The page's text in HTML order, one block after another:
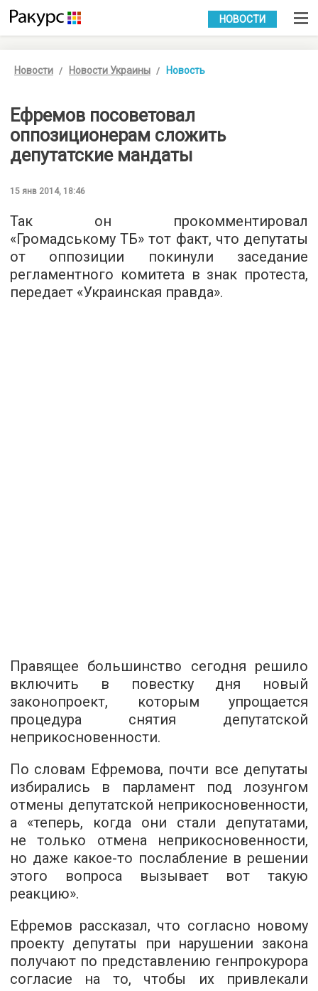
УКР РУС
НОВОСТИ
Новости Новости Украины Новость
Ефремов посоветовал
оппозиционерам сложить
депутатские мандаты
15 янв 2014, 18:46
Так он прокомментировал
«Громадському ТБ» тот факт, что депутаты
от оппозиции покинули заседание
регламентного комитета в знак протеста,
передает «Украинская правда».
Правящее большинство сегодня решило
включить в повестку дня новый
законопроект, которым упрощается
процедура снятия депутатской
неприкосновенности.
По словам Ефремова, почти все депутаты
избирались в парламент под лозунгом
отмены депутатской неприкосновенности,
а «теперь, когда они стали депутатами,
не только отмена неприкосновенности,
но даже какое-то послабление в решении
этого вопроса вызывает вот такую
реакцию».
Ефремов рассказал, что согласно новому
проекту депутаты при нарушении закона
получают по представлению генпрокурора
согласие на то, чтобы их привлекали